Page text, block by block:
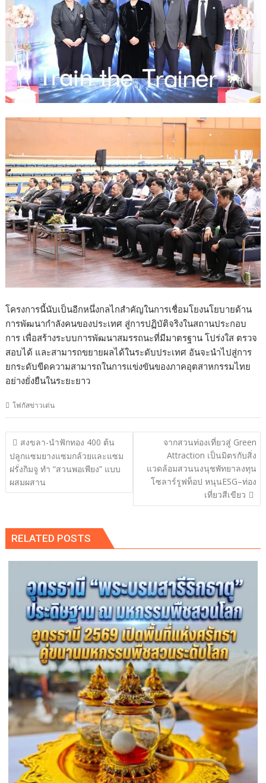
โครงการนี้นับเป็นอีกหนึ่งกลไกสำคัญในการเชื่อมโยงนโยบายด้าน
การพัฒนากำลังคนของประเทศ สู่การปฏิบัติจริงในสถานประกอบ
การ เพื่อสร้างระบบการพัฒนาสมรรถนะที่มีมาตรฐาน โปร่งใส ตรวจ
สอบได้ และสามารถขยายผลได้ในระดับประเทศ อันจะนำไปสู่การ
ยกระดับขีดความสามารถในการแข่งขันของภาคอุตสาหกรรมไทย
อย่างยั่งยืนในระยะยาว
โฟกัสข่าวเด่น
แนะแนว
เรื่อง
สงขลา-นำฟักทอง 400 ต้น
ปลูกแซมยางแซมกล้วยและแซม
ฝรั่งกิมจู ทำ “สวนพอเพียง” แบบ
ผสมผสาน
จากสวนท่องเที่ยวสู่ Green
Attraction เป็นมิตรกับสิ่ง
แวดล้อมสวนนงนุชพัทยาลงทุน
โซลาร์รูฟท็อป หนุนESG–ท่อง
เที่ยวสีเขียว
RELATED POSTS